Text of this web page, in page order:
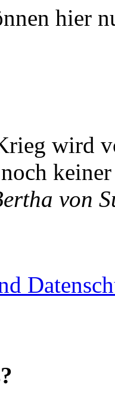
hier
wird
noch
von